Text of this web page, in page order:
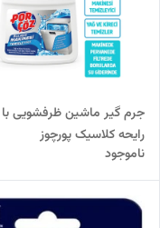
جرم گیر ماشین ظرفشویی با
رایحه کلاسیک پورچوز
ناموجود